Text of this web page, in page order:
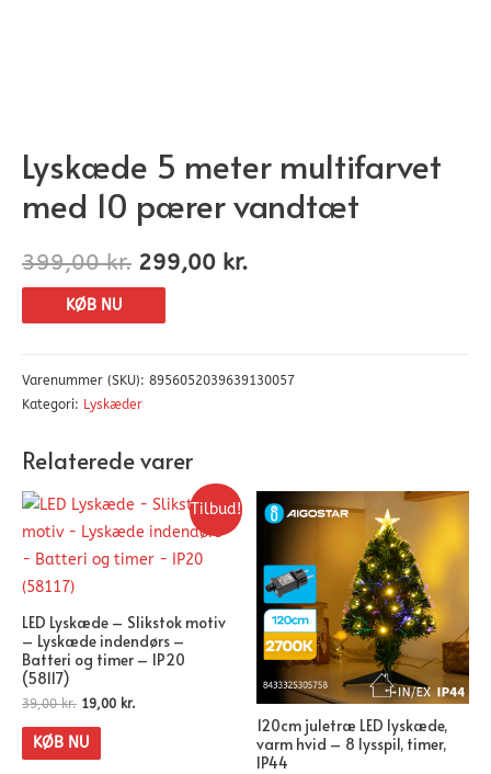
Lyskæde 5 meter multifarvet
med 10 pærer vandtæt
399,00kr. 299,00 kr.
KØB NU
Varenummer (SKU): 8956052039639130057
Kategori: Lyskæder
Relaterede varer
Tilbud!
LED Lyskæde – Slikstok motiv
– Lyskæde indendørs –
Batteri og timer – IP20
(58117)
39,00kr. 19,00 kr.
KØB NU
120cm juletræ LED lyskæde,
varm hvid – 8 lysspil, timer,
IP44